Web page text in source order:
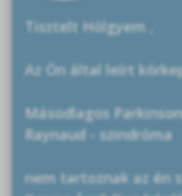
Tisztelt Hölgyem ,
Az Ön által leírt
Másodlagos
Raynaud - szindróma
nem tartoznak az én